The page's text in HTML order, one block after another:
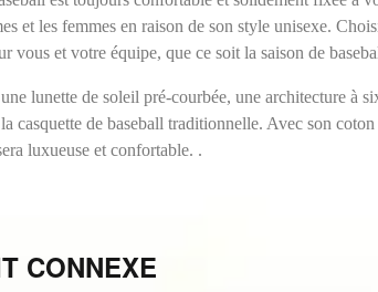
CONNEXE